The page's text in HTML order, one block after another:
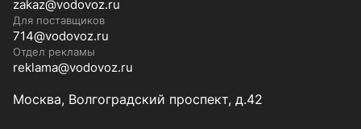
zakaz@vodovoz.ru
Для поставщиков
714@vodovoz.ru
Отдел рекламы
reklama@vodovoz.ru
Москва, Волгоградский проспект, д.42